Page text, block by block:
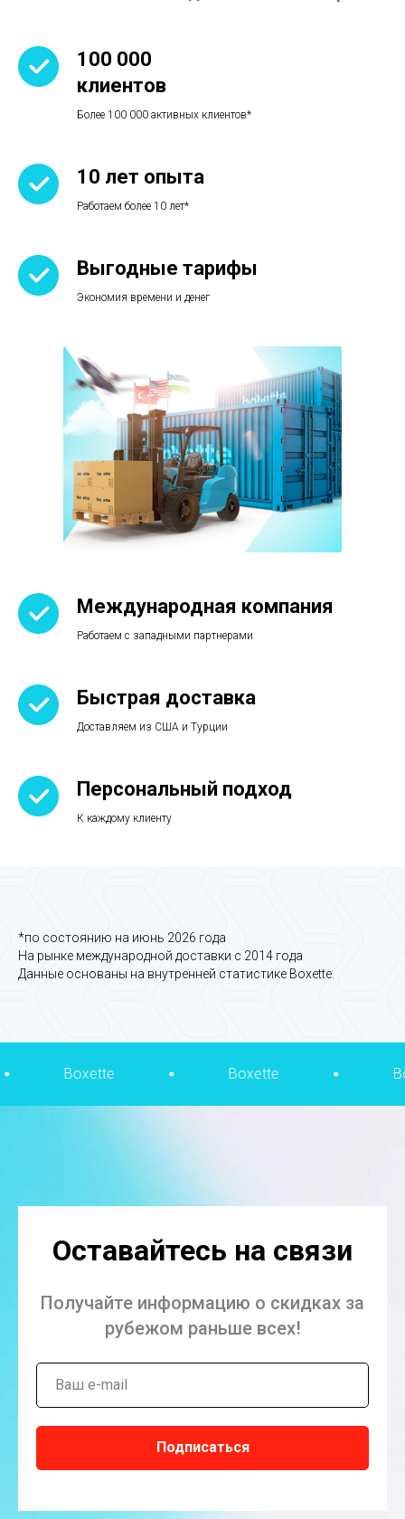
100 000
клиентов
Более 100 000 активных клиентов*
10 лет опыта
Работаем более 10 лет*
Выгодные тарифы
Экономия времени и денег
Международная компания
Работаем с западными партнерами
Быстрая доставка
Доставляем из США и Турции
Персональный подход
К каждому клиенту
*по состоянию на июнь 2026 года
На рынке международной доставки с 2014 года
Данные основаны на внутренней статистике Boxette.
Boxette Boxette
Оставайтесь на связи
Получайте информацию о скидках за
рубежом раньше всех!
Подписаться